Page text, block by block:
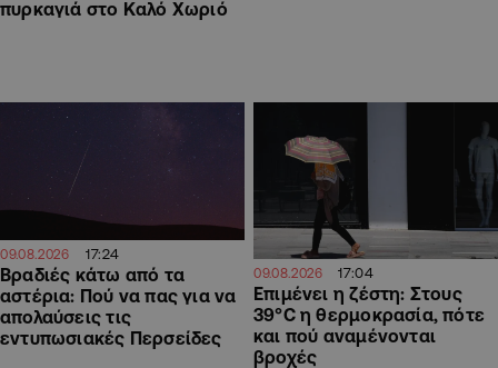
πυρκαγιά στο Καλό Χωριό
09.08.2026 17:24
Βραδιές κάτω από τα
αστέρια: Πού να πας για να
απολαύσεις τις
εντυπωσιακές Περσείδες
09.08.2026 17:04
Επιμένει η ζέστη: Στους
39°C η θερμοκρασία, πότε
και πού αναμένονται
βροχές